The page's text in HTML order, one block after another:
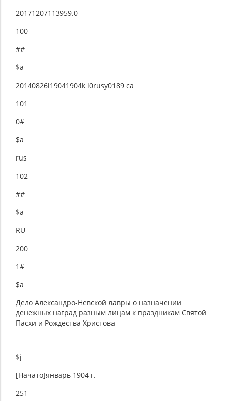
20171207113959.0
100
##
$a
20140826l19041904k l0rusy0189 ca
101
0#
$a
rus
102
##
$a
RU
200
1#
$a
Дело Александро-Невской лавры о назначении
денежных наград разным лицам к праздникам Святой
Пасхи и Рождества Христова
$j
[Начато]январь 1904 г.
251